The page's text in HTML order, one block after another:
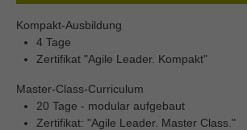
Kompakt-Ausbildung
4 Tage
Zertifikat "Agile Leader. Kompakt"
Master-Class-Curriculum
20 Tage - modular aufgebaut
Zertifikat: "Agile Leader. Master Class."